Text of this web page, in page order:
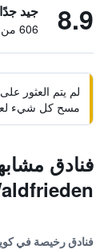
8.9 جيد جدًا
606 من التقييمات تم التحقق منها
لم يتم العثور
مسح كل شيء
فنادق رخيصة في